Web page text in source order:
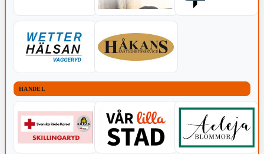
HANDEL